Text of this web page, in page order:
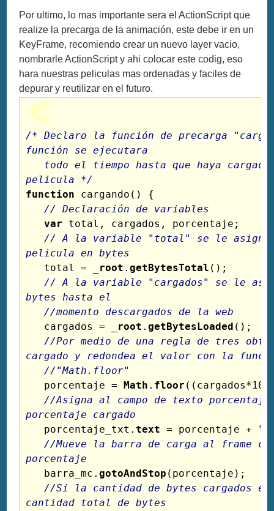
Por ultimo, lo mas importante sera el ActionScript que
realize la precarga de la animación, este debe ir en un
KeyFrame, recomiendo crear un nuevo layer vacio,
nombrarle ActionScript y ahi colocar este codig, eso
hara nuestras peliculas mas ordenadas y faciles de
depurar y reutilizar en el futuro.
/* Declaro la función de precarga
función se ejecutara
pelicula */
function cargando() {
// Declaración de variables
var total, cargados, porcentaje;
// A la variable "total" se le asigna
pelicula en bytes
   total =
_root .getBytesTotal ();
// A la variable "cargados" se le
bytes hasta el
//momento descargados de la web
   cargados =
_root .getBytesLoaded ();
//Por medio de una regla de tres
cargado y redondea el valor con la
//"Math.floor"
   porcentaje =
Math . floor
//Asigna al campo de texto
porcentaje cargado
   porcentaje_txt.
text = porcentaje + "
//Mueve la barra de carga al frame
porcentaje
   barra_mc.
gotoAndStop (porcentaje);
//Si la cantidad de bytes cargados
cantidad total de bytes